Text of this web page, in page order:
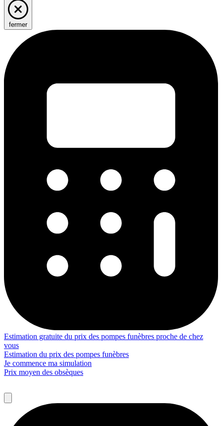
fermer
Estimation gratuite du prix des pompes funèbres proche de chez
vous
Estimation du prix des pompes funèbres
Je commence ma simulation
Prix moyen des obsèques